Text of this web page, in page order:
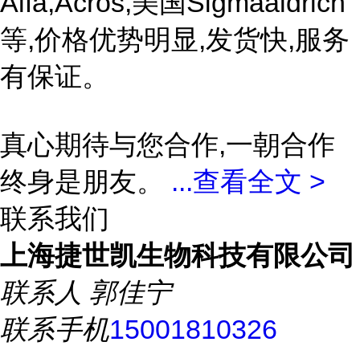
等,价格优势明显,发货快,服务
有保证。
真心期待与您合作,一朝合作
终身是朋友。 ...查看全文 >
联系我们
上海捷世凯生物科技有限公司
联系人 郭佳宁
联系手机15001810326